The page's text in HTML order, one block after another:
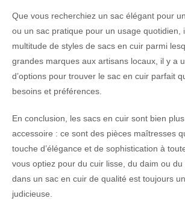
Que vous recherchiez un sac élégant pour
ou un sac pratique pour un usage quotidien,
multitude de styles de sacs en cuir parmi
grandes marques aux artisans locaux, il y a
d’options pour trouver le sac en cuir parfait
besoins et préférences.
En conclusion, les sacs en cuir sont bien plus
accessoire : ce sont des pièces maîtresses
touche d’élégance et de sophistication à
vous optiez pour du cuir lisse, du daim ou
dans un sac en cuir de qualité est toujours
judicieuse.